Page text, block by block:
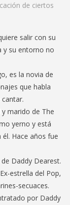
de ciertos
salir con su
y su entorno no
es la novia de
que habla
y marido de The
yerno y está
Hace años fue
Daddy Dearest.
estrella del Pop,
secuaces.
por Daddy